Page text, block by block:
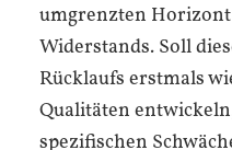
umgrenzten
Widerstands. Soll
Rücklaufs erstmals
Qualitäten
spezifischen